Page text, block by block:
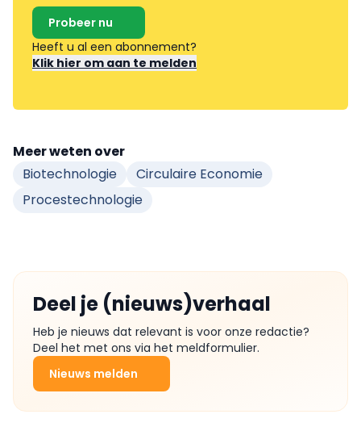
Probeer nu
Heeft u al een abonnement?
Klik hier om aan te melden
Meer weten over
Biotechnologie
Circulaire Economie
Procestechnologie
Deel je (nieuws)verhaal
Heb je nieuws dat relevant is voor onze redactie?
Deel het met ons via het meldformulier.
Nieuws melden